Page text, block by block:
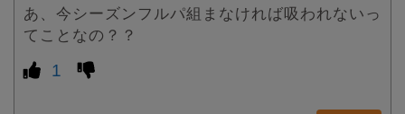
あ、今シーズンフルパ組まなければ吸われないっ
てことなの？？
1